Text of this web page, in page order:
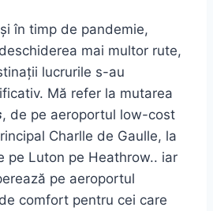
în timp de pandemie,
mai multor rute,
lucrurile s-au
Mă refer la mutarea
, de pe aeroportul low-cost
Charlle de Gaulle, la
pe Luton pe Heathrow.. iar
pe aeroportul
comfort pentru cei care